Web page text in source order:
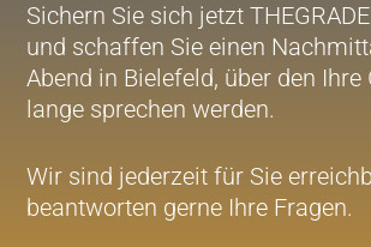
Sichern Sie sich jetzt
und schaffen Sie einen
Abend in Bielefeld, über den Ihre
lange sprechen werden.
Wir sind jederzeit für Sie
beantworten gerne Ihre Fragen.